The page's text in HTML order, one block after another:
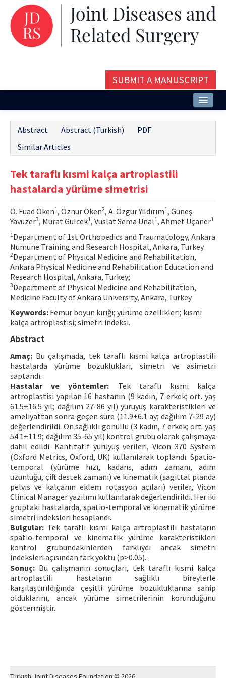
SUBMIT A MANUSCRIPT
Issues and Articles
Editorial Board
Aims and Scope
Contact Us
E-ISSN: 2687-4792
Abstract Abstract (Turkish)
PDF
Similar Articles
Tek taraflı kısmi kalça artroplastili
hastalarda yürüme simetrisi
Ö. Fuad Öken1, Öznur Öken2, A. Özgür Yıldırım1, Güneş
Yavuzer3, Murat Gülcek1, Vuslat Sema Ünal1, Ahmet Uçaner1
1 Department of 1st Orthopedics and Traumatology, Ankara
Numune Training and Research Hospital, Ankara, Turkey
2Department of Physical Medicine and Rehabilitation,
Ankara Physical Medicine and Rehabilitation Education and
Research Hospital, Ankara, Turkey;
3Department of Physical Medicine and Rehabilitation,
Medicine Faculty of Ankara University, Ankara, Turkey
Keywords: Femur boyun kırığı; yürüme özellikleri; kısmi
kalça artroplastisi; simetri indeksi.
Abstract
Amaç: Bu çalışmada, tek taraflı kısmi kalça artroplastili
hastalarda yürüme bozuklukları, simetri ve asimetri
saptandı.
Hastalar ve yöntemler: Tek taraflı kısmi kalça
artroplastisi yapılan 16 hastanın (9 kadın, 7 erkek; ort. yaş
61.5±16.5 yıl; dağılım 27-86 yıl) yürüyüş karakteristikleri ve
ameliyattan sonra geçen süre (11.9±6.1 ay; dağılım 7-29 ay)
değerlendirildi. On sağlıklı gönüllü (3 kadın, 7 erkek; ort. yaş
54.1±11.9; dağılım 35-65 yıl) kontrol grubu olarak çalışmaya
dahil edildi. Kantitatif yürüyüş verileri, Vicon 370 System
(Oxford Metrics, Oxford, UK) kullanılarak toplandı. Spatio-
temporal (yürüme hızı, kadans, adım zamanı, adım
uzunluğu, çift destek zamanı) ve kinematik (sagittal planda
pelvis ve kalçanın eklem rotasyon açıları) veriler, Vicon
Clinical Manager yazılımı kullanılarak değerlendirildi. Her iki
gruptaki hastalarda, spatio-temporal ve kinematik yürüme
simetri indeksleri hesaplandı.
Bulgular: Tek taraflı kısmi kalça artroplastili hastaların
spatio-temporal ve kinematik yürüme karakteristikleri
kontrol grubundakinlerden farklıydı ancak simetri
indeksleri açısından fark yoktu (p>0.05).
Sonuç: Bu çalışmanın sonuçları, tek taraflı kısmi kalça
artroplastili hastaların sağlıklı bireylerle
karşılaştırıldığında çeşitli yürüme bozukluklarına sahip
olduklarını, ancak yürüme simetrilerinin korunduğunu
göstermiştir.